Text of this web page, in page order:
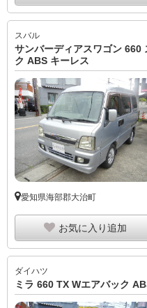
スバル
サンバーディアスワゴン 660
ク ABS キーレス
愛知県海部郡大治町
お気に入り追加
ダイハツ
ミラ 660 TX Wエアバック